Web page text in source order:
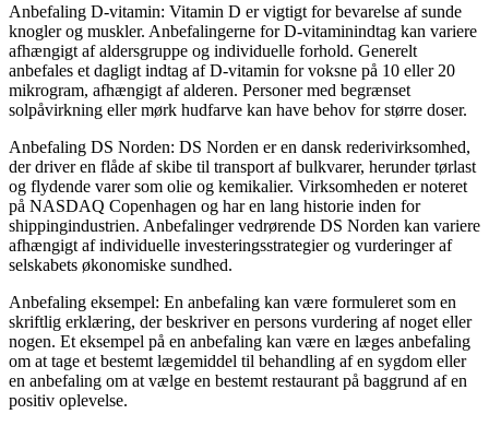
Anbefaling D-vitamin: Vitamin D er vigtigt for bevarelse af sunde
knogler og muskler. Anbefalingerne for D-vitaminindtag kan variere
afhængigt af aldersgruppe og individuelle forhold. Generelt
anbefales et dagligt indtag af D-vitamin for voksne på 10 eller 20
mikrogram, afhængigt af alderen. Personer med begrænset
solpåvirkning eller mørk hudfarve kan have behov for større doser.
Anbefaling DS Norden: DS Norden er en dansk rederivirksomhed,
der driver en flåde af skibe til transport af bulkvarer, herunder tørlast
og flydende varer som olie og kemikalier. Virksomheden er noteret
på NASDAQ Copenhagen og har en lang historie inden for
shippingindustrien. Anbefalinger vedrørende DS Norden kan variere
afhængigt af individuelle investeringsstrategier og vurderinger af
selskabets økonomiske sundhed.
Anbefaling eksempel: En anbefaling kan være formuleret som en
skriftlig erklæring, der beskriver en persons vurdering af noget eller
nogen. Et eksempel på en anbefaling kan være en læges anbefaling
om at tage et bestemt lægemiddel til behandling af en sygdom eller
en anbefaling om at vælge en bestemt restaurant på baggrund af en
positiv oplevelse.